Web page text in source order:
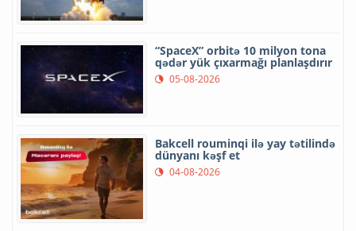
“SpaceX” orbitə 10 milyon tona
qədər yük çıxarmağı planlaşdırır
05-08-2026
Bakcell rouminqi ilə yay tətilində
dünyanı kəşf et
04-08-2026